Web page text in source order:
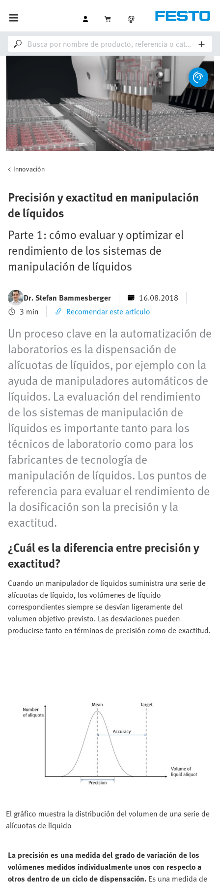
Innovación
Precisión y exactitud en manipulación
de líquidos
Parte 1: cómo evaluar y optimizar el
rendimiento de los sistemas de
manipulación de líquidos
Dr. Stefan Bammesberger
16.08.2018
3 min
Recomendar este artículo
Un proceso clave en la automatización de
laboratorios es la dispensación de
alícuotas de líquidos, por ejemplo con la
ayuda de manipuladores automáticos de
líquidos. La evaluación del rendimiento
de los sistemas de manipulación de
líquidos es importante tanto para los
técnicos de laboratorio como para los
fabricantes de tecnología de
manipulación de líquidos. Los puntos de
referencia para evaluar el rendimiento de
la dosificación son la precisión y la
exactitud.
¿Cuál es la diferencia entre precisión y
exactitud?
Cuando un manipulador de líquidos suministra una serie de
alícuotas de líquido, los volúmenes de líquido
correspondientes siempre se desvían ligeramente del
volumen objetivo previsto. Las desviaciones pueden
producirse tanto en términos de precisión como de exactitud.
El gráfico muestra la distribución del volumen de una serie de
alícuotas de líquido
La precisión es una medida del grado de variación de los
volúmenes medidos individualmente unos con respecto a
otros dentro de un ciclo de dispensación. Es una medida de